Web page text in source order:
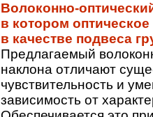
Волоконно-
в котором
в качестве подвеса
Предлагаемый
наклона отличают
чувствительность и
зависимость от